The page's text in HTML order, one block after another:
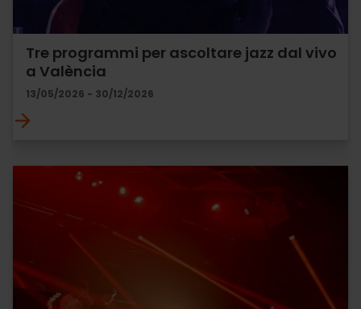
Tre programmi per ascoltare jazz dal vivo
a València
13/05/2026 - 30/12/2026